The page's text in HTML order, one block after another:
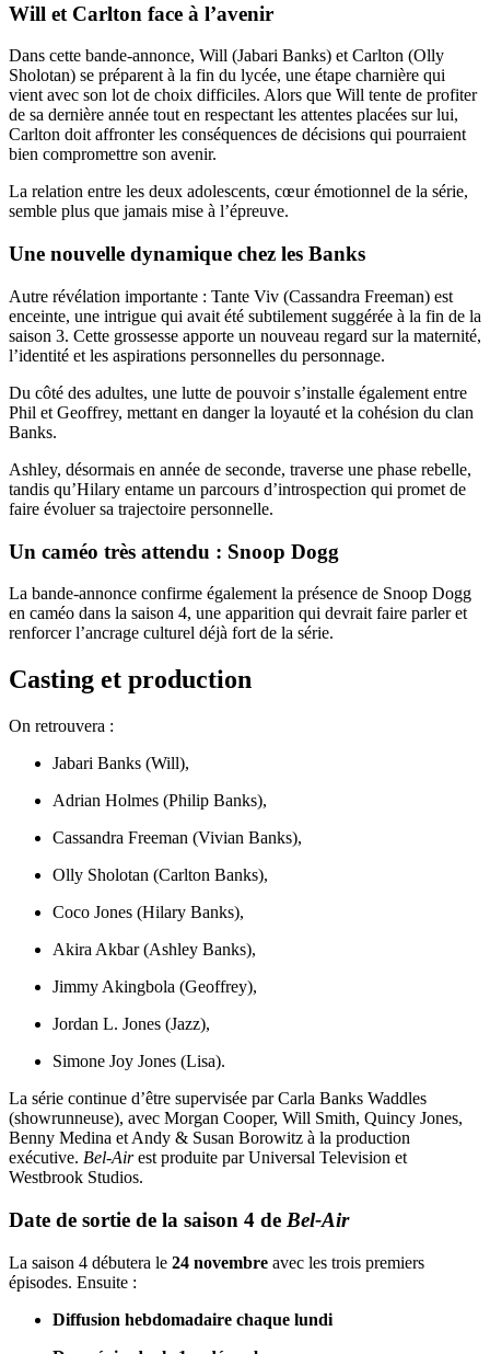
Will et Carlton face à l’avenir
Dans cette bande-annonce, Will (Jabari Banks) et Carlton (Olly
Sholotan) se préparent à la fin du lycée, une étape charnière qui
vient avec son lot de choix difficiles. Alors que Will tente de profiter
de sa dernière année tout en respectant les attentes placées sur lui,
Carlton doit affronter les conséquences de décisions qui pourraient
bien compromettre son avenir.
La relation entre les deux adolescents, cœur émotionnel de la série,
semble plus que jamais mise à l’épreuve.
Une nouvelle dynamique chez les Banks
Autre révélation importante : Tante Viv (Cassandra Freeman) est
enceinte, une intrigue qui avait été subtilement suggérée à la fin de la
saison 3. Cette grossesse apporte un nouveau regard sur la maternité,
l’identité et les aspirations personnelles du personnage.
Du côté des adultes, une lutte de pouvoir s’installe également entre
Phil et Geoffrey, mettant en danger la loyauté et la cohésion du clan
Banks.
Ashley, désormais en année de seconde, traverse une phase rebelle,
tandis qu’Hilary entame un parcours d’introspection qui promet de
faire évoluer sa trajectoire personnelle.
Un caméo très attendu : Snoop Dogg
La bande-annonce confirme également la présence de Snoop Dogg
en caméo dans la saison 4, une apparition qui devrait faire parler et
renforcer l’ancrage culturel déjà fort de la série.
Casting et production
On retrouvera :
Jabari Banks (Will),
Adrian Holmes (Philip Banks),
Cassandra Freeman (Vivian Banks),
Olly Sholotan (Carlton Banks),
Coco Jones (Hilary Banks),
Akira Akbar (Ashley Banks),
Jimmy Akingbola (Geoffrey),
Jordan L. Jones (Jazz),
Simone Joy Jones (Lisa).
La série continue d’être supervisée par Carla Banks Waddles
(showrunneuse), avec Morgan Cooper, Will Smith, Quincy Jones,
Benny Medina et Andy & Susan Borowitz à la production
exécutive. Bel-Airest produite par Universal Television et
Westbrook Studios.
Date de sortie de la saison 4 de Bel-Air
La saison 4 débutera le 24 novembre avec les trois premiers
épisodes. Ensuite :
Diffusion hebdomadaire chaque lundi